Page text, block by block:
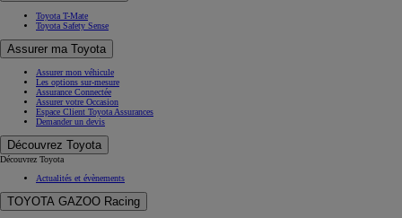
Toyota T-Mate
Toyota Safety Sense
Assurer ma Toyota
Assurer mon véhicule
Les options sur-mesure
Assurance Connectée
Assurer votre Occasion
Espace Client Toyota Assurances
Demander un devis
Découvrez Toyota
Découvrez Toyota
Actualités et évènements
TOYOTA GAZOO Racing